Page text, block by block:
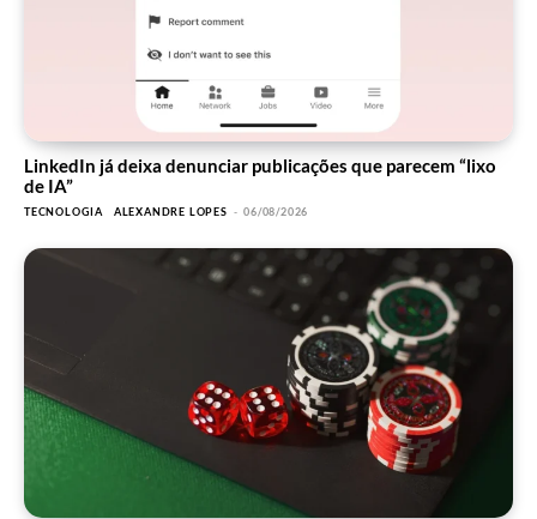
LinkedIn já deixa denunciar publicações que parecem “lixo
de IA”
TECNOLOGIA ALEXANDRE LOPES - 06/08/2026